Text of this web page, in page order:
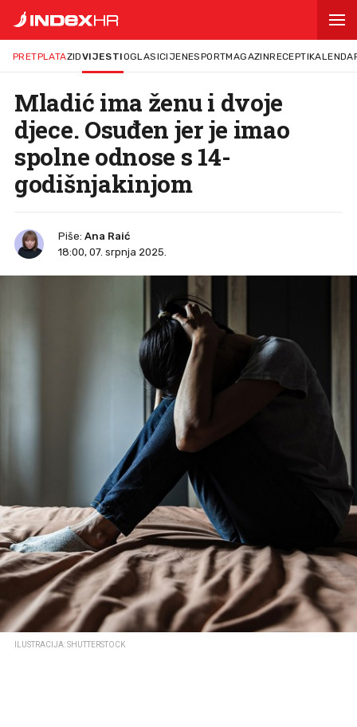
PRETPLATAZIDVIJESTIOGLASICIJENESPORTMAGAZINRECEPTI
Mladić ima ženu i dvoje
djece. Osuđen jer je imao
spolne odnose s 14-
godišnjakinjom
Piše: Ana Raić
18:00, 07. srpnja 2025.
ILUSTRACIJA: SHUTTERSTOCK